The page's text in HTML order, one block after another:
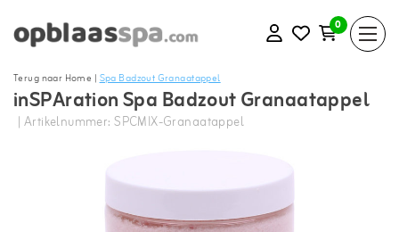
0
Terug naar Home |Spa Badzout Granaatappel
inSPAration Spa Badzout Granaatappel
| Artikelnummer: SPCMIX-Granaatappel